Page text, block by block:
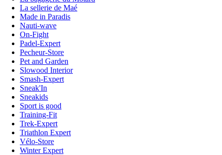
La sellerie de Maé
Made in Paradis
Nauti-wave
On-Fight
Padel-Expert
Pecheur-Store
Pet and Garden
Slowood Interior
Smash-Expert
Sneak'In
Sneakids
Sport is good
Training-Fit
Trek-Expert
Triathlon Expert
Vélo-Store
Winter Expert